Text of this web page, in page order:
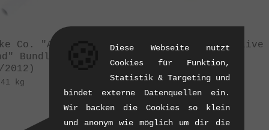
Co. "Alive
Bundle
kg
Mankind Bike Co. "Alive
BMX Rahmen
(03/2010)
1.85 kg
Diese Webseite nutzt
Cookies für Funktion,
Statistik & Targeting und
bindet externe Datenquellen ein.
Wir backen die Cookies so klein
und anonym wie möglich um dir die